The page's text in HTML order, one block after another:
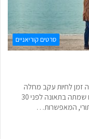
סרטים קוריאניים
זמן לחיות עקב מחלה
סופנית. המשאלה שלו היא לראות את חברתו שמתה בתאונה לפני 30